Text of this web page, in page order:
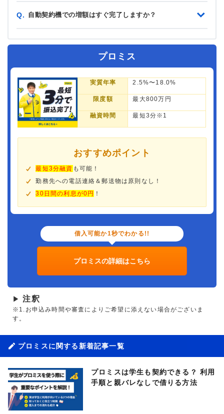
Q. 自動契約機での増額はすぐ完了しますか？
プロミス
実質年率 2.5%〜18.0%
限度額 最大800万円
融資時間 最短3分※1
おすすめポイント
最短3分融資 も可能！
勤務先への電話連絡＆郵送物は原則なし！
30日間の利息が0円 ！
借入可能か1秒でわかる!!
プロミスの詳細はこちら
▶ 注釈
※1.お申込み時間や審査によりご希望に添えない場合がございま
す。
プロミスに関する新着記事一覧
プロミスは学生も契約できる？ 利用
手順と親バレなしで借りる方法